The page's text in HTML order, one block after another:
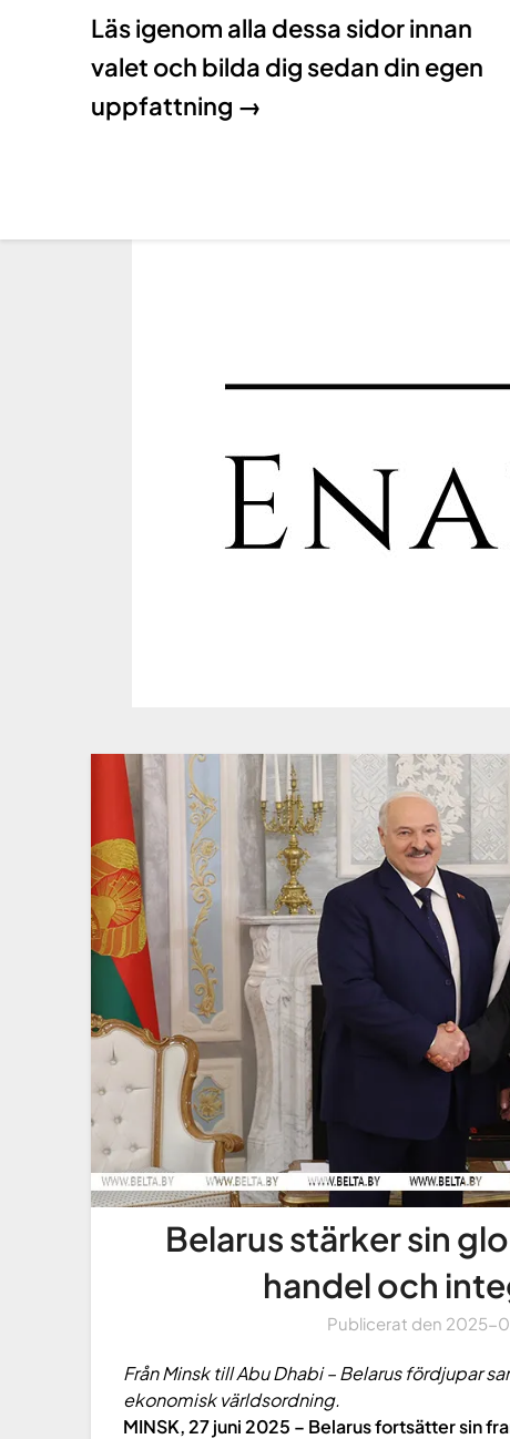
Läs igenom alla dessa sidor innan
valet och bilda dig sedan din egen
uppfattning →
Belarus stärker sin
handel och
Publicerat den 2025-
Från Minsk till Abu Dhabi – Belarus fördjupar
ekonomisk världsordning.
MINSK, 27 juni 2025 – Belarus fortsätter sin